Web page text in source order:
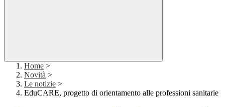
Home >
Novità >
Le notizie >
EduCARE, progetto di orientamento alle professioni sanitarie